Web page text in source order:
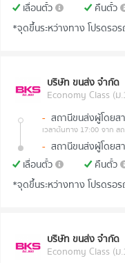
เลื่อนตั๋ว
คืนตั๋ว
*จุดขึ้นระหว่างทาง โปรดรอ
บริษัท ขนส่ง จำกัด
Economy Class (ม
- สถานีขนส่งผู้โดยส
เวลาต้นทาง 17:00 จาก ส
- สถานีขนส่งผู้โดยส
เลื่อนตั๋ว
คืนตั๋ว
*จุดขึ้นระหว่างทาง โปรดรอ
บริษัท ขนส่ง จำกัด
Economy Class (ม